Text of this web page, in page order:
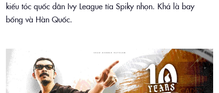
kiểu tóc quốc dân Ivy League tỉa Spiky nhọn. Khá là bay
bổng và Hàn Quốc.